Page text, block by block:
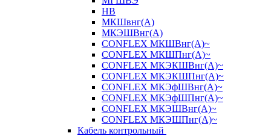
НВ
МКШвнг(А)
МКЭШВнг(А)
CONFLEX МКШВнг(А)~
CONFLEX МКШПнг(А)~
CONFLEX МКЭКШВнг(А)~
CONFLEX МКЭКШПнг(А)~
CONFLEX МКЭфШВнг(А)~
CONFLEX МКЭфШПнг(А)~
CONFLEX МКЭШВнг(А)~
CONFLEX МКЭШПнг(А)~
Кабель контрольный